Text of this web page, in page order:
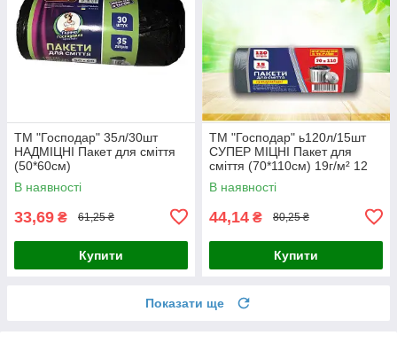
ТМ "Господар" 35л/30шт
НАДМІЦНІ Пакет для сміття
(50*60см)
В наявності
33,69 ₴ 61,25 ₴
Купити
ТМ "Господар" ь120л/15шт
СУПЕР МІЦНІ Пакет для
сміття (70*110см) 19г/м² 12
шт./
В наявності
44,14 ₴ 80,25 ₴
Купити
Показати ще